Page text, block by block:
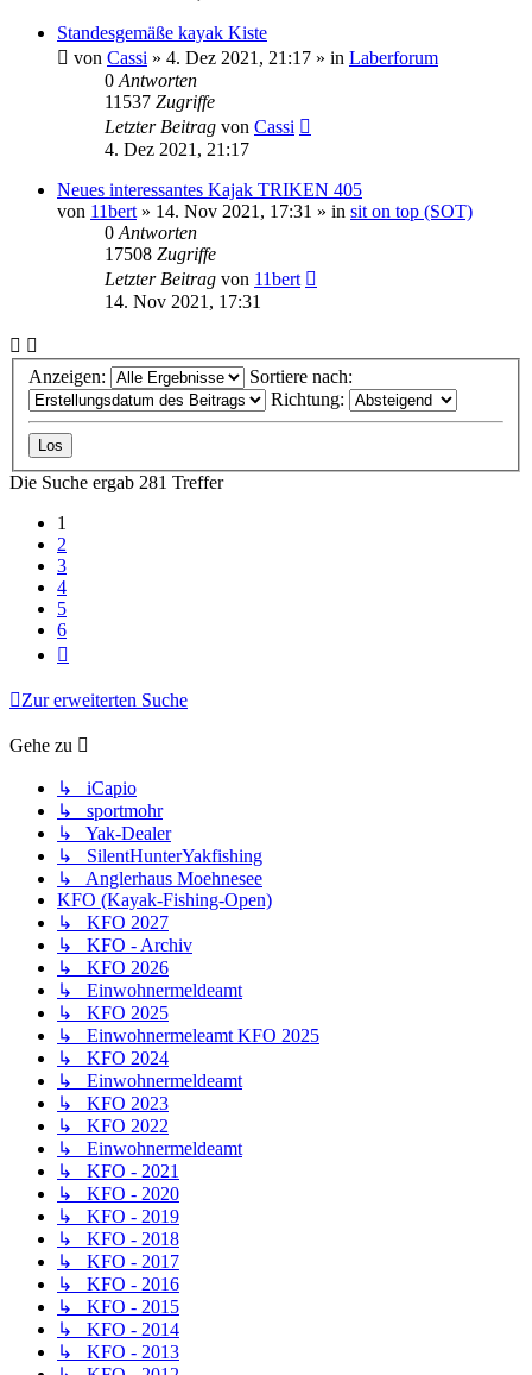
Standesgemäße kayak Kiste
von Cassi » 4. Dez 2021, 21:17 » in Laberforum
0 Antworten
11537 Zugriffe
Letzter Beitrag von Cassi
4. Dez 2021, 21:17
Neues interessantes Kajak TRIKEN 405
von 11bert » 14. Nov 2021, 17:31 » in sit on top (SOT)
0 Antworten
17508 Zugriffe
Letzter Beitrag von 11bert
14. Nov 2021, 17:31
Anzeigen:
Sortiere nach:
Richtung:
Die Suche ergab 281 Treffer
1
2
3
4
5
6
Zur erweiterten Suche
Gehe zu
↳ iCapio
↳ sportmohr
↳ Yak-Dealer
↳ SilentHunterYakfishing
↳ Anglerhaus Moehnesee
KFO (Kayak-Fishing-Open)
↳ KFO 2027
↳ KFO - Archiv
↳ KFO 2026
↳ Einwohnermeldeamt
↳ KFO 2025
↳ Einwohnermeleamt KFO 2025
↳ KFO 2024
↳ Einwohnermeldeamt
↳ KFO 2023
↳ KFO 2022
↳ Einwohnermeldeamt
↳ KFO - 2021
↳ KFO - 2020
↳ KFO - 2019
↳ KFO - 2018
↳ KFO - 2017
↳ KFO - 2016
↳ KFO - 2015
↳ KFO - 2014
↳ KFO - 2013